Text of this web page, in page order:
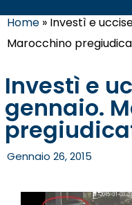
Home » Investì e
Marocchino
Investì e
gennaio.
Gennaio 26, 2015